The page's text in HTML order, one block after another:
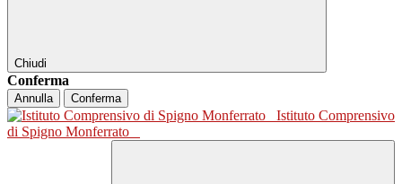
Chiudi
Conferma
Annulla Conferma
Istituto Comprensivo
di Spigno Monferrato